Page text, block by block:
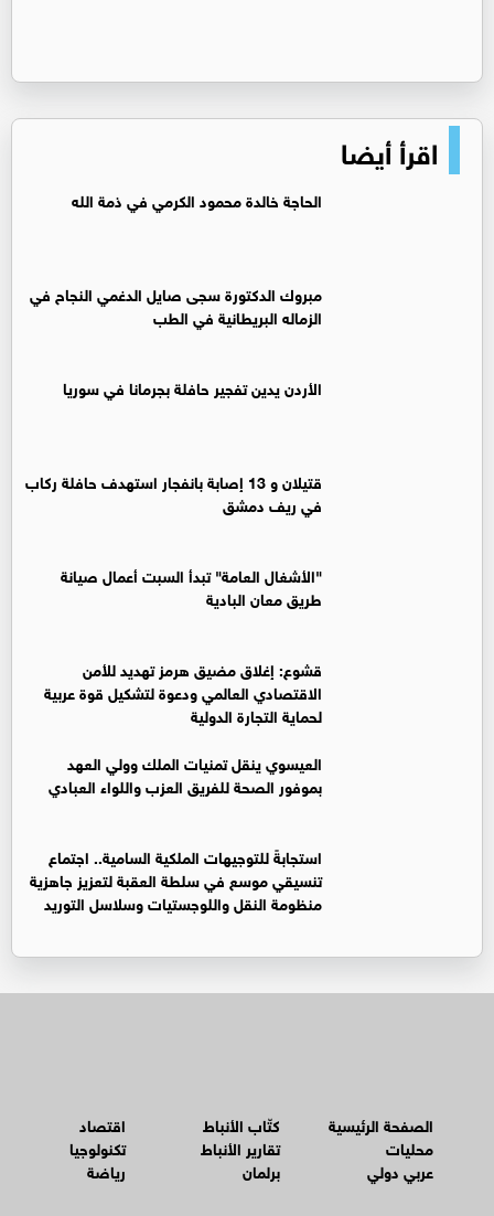
اقرأ أيضا
الحاجة خالدة محمود الكرمي في ذمة الله
مبروك الدكتورة سجى صايل الدغمي النجاح في
الزماله البريطانية في الطب
الأردن يدين تفجير حافلة بجرمانا في سوريا
قتيلان و 13 إصابة بانفجار استهدف حافلة ركاب
في ريف دمشق
"الأشغال العامة" تبدأ السبت أعمال صيانة
طريق معان البادية
قشوع: إغلاق مضيق هرمز تهديد للأمن
الاقتصادي العالمي ودعوة لتشكيل قوة عربية
لحماية التجارة الدولية
العيسوي ينقل تمنيات الملك وولي العهد
بموفور الصحة للفريق العزب واللواء العبادي
استجابةً للتوجيهات الملكية السامية.. اجتماع
تنسيقي موسع في سلطة العقبة لتعزيز جاهزية
منظومة النقل واللوجستيات وسلاسل التوريد
الصفحة الرئيسية
محليات
عربي دولي
كتّاب الأنباط
تقارير الأنباط
برلمان
اقتصاد
تكنولوجيا
رياضة